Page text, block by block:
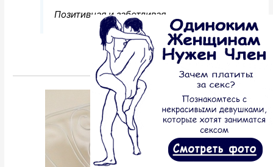
Позитивная и заботливая
Перейти к анкете